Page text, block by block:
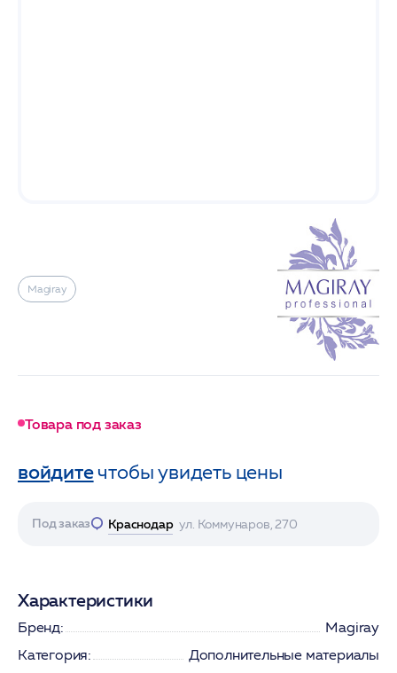
Magiray
Товара под заказ
войдитечтобы увидеть цены
Под заказ Краснодар ул. Коммунаров, 270
Характеристики
Бренд:
Magiray
Категория:
Дополнительные материалы